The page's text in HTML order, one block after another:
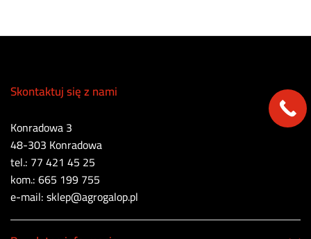
Skontaktuj się z nami
Konradowa 3
48-303 Konradowa
tel.: 77 421 45 25
kom.: 665 199 755
e-mail: sklep@agrogalop.pl